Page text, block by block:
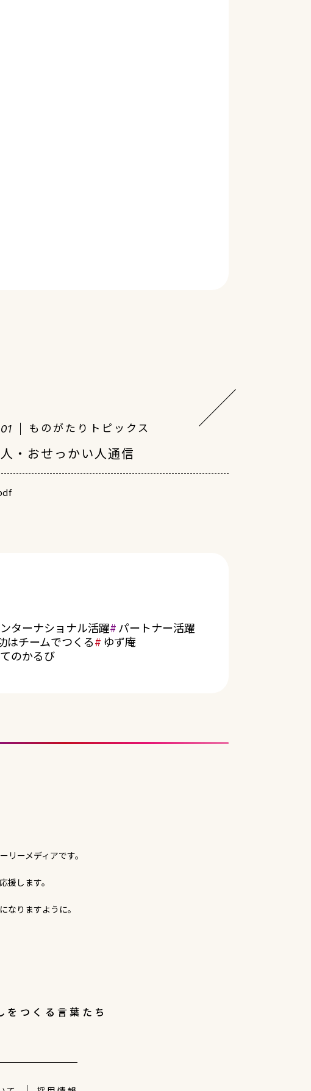
ものがたりトピックス
・おせっかい人通信
ターナショナル活躍
パートナー活躍
はチームでつくる
ゆず庵
のかるび
ーメディアです。
援します。
なりますように。
をつくる言葉たち